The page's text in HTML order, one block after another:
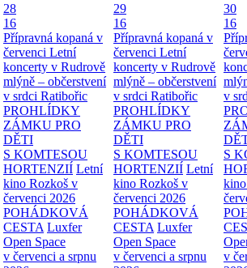
28
16
Přípravná kopaná v
červenci Letní
koncerty v Rudrově
mlýně – občerstvení
v srdci Ratibořic
PROHLÍDKY
ZÁMKU PRO
DĚTI
S KOMTESOU
HORTENZIÍ Letní
kino Rozkoš v
červenci 2026
POHÁDKOVÁ
CESTA Luxfer
Open Space
v červenci a srpnu
29
16
Přípravná kopaná v
červenci Letní
koncerty v Rudrově
mlýně – občerstvení
v srdci Ratibořic
PROHLÍDKY
ZÁMKU PRO
DĚTI
S KOMTESOU
HORTENZIÍ Letní
kino Rozkoš v
červenci 2026
POHÁDKOVÁ
CESTA Luxfer
Open Space
v červenci a srpnu
30
16
v
S
v